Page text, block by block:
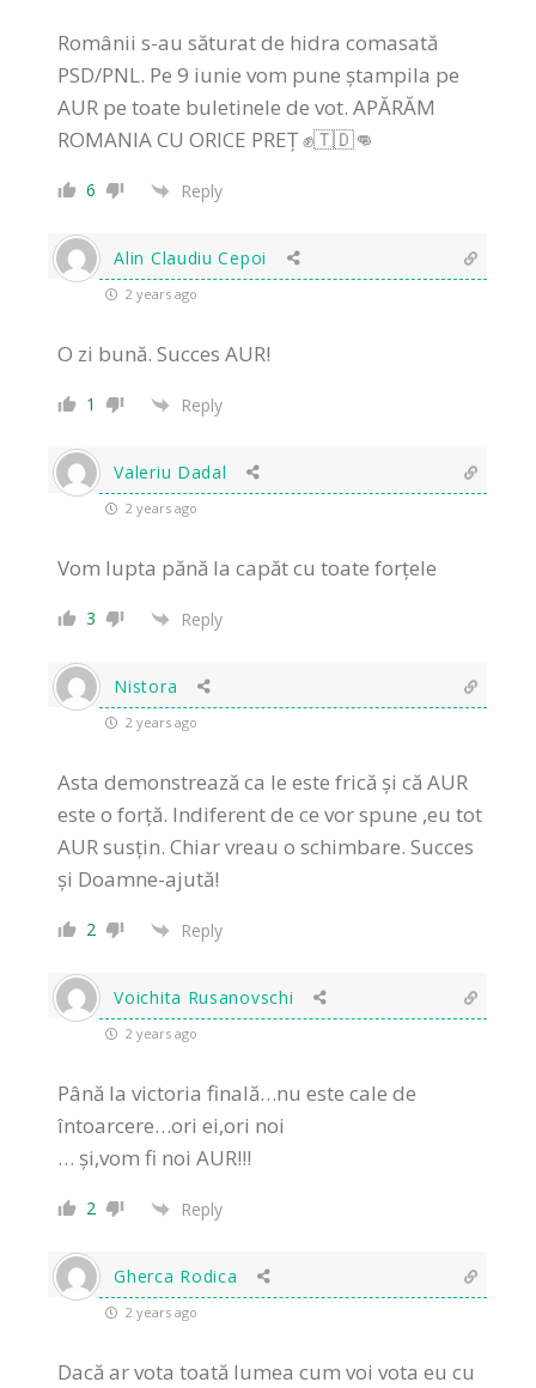
Românii s-au săturat de hidra comasată
PSD/PNL. Pe 9 iunie vom pune ștampila pe
AUR pe toate buletinele de vot. APĂRĂM
ROMANIA CU ORICE PREȚ ✊🇹🇩👊
6 Reply
Alin Claudiu Cepoi
2 years ago
O zi bună. Succes AUR!
1 Reply
Valeriu Dadal
2 years ago
Vom lupta pănă la capăt cu toate forțele
3 Reply
Nistora
2 years ago
Asta demonstrează ca le este frică și că AUR
este o forță. Indiferent de ce vor spune ,eu tot
AUR susțin. Chiar vreau o schimbare. Succes
și Doamne-ajută!
2 Reply
Voichita Rusanovschi
2 years ago
Până la victoria finală…nu este cale de
întoarcere…ori ei,ori noi
… și,vom fi noi AUR!!!
2 Reply
Gherca Rodica
2 years ago
Dacă ar vota toată lumea cum voi vota eu cu